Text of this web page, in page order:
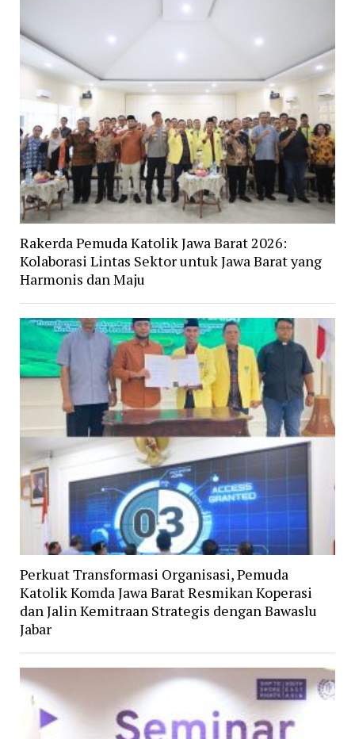
Rakerda Pemuda Katolik Jawa Barat 2026:
Kolaborasi Lintas Sektor untuk Jawa Barat yang
Harmonis dan Maju
Perkuat Transformasi Organisasi, Pemuda
Katolik Komda Jawa Barat Resmikan Koperasi
dan Jalin Kemitraan Strategis dengan Bawaslu
Jabar